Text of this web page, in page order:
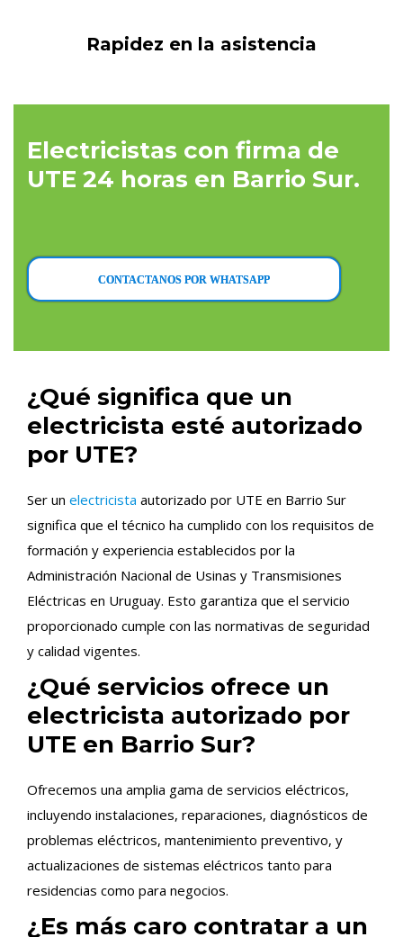
Rapidez en la asistencia
Electricistas con firma de
UTE 24 horas en Barrio Sur.
CONTACTANOS POR WHATSAPP
¿Qué significa que un
electricista esté autorizado
por UTE?
Ser un electricista autorizado por UTE en Barrio Sur
significa que el técnico ha cumplido con los requisitos de
formación y experiencia establecidos por la
Administración Nacional de Usinas y Transmisiones
Eléctricas en Uruguay. Esto garantiza que el servicio
proporcionado cumple con las normativas de seguridad
y calidad vigentes.
¿Qué servicios ofrece un
electricista autorizado por
UTE en Barrio Sur?
Ofrecemos una amplia gama de servicios eléctricos,
incluyendo instalaciones, reparaciones, diagnósticos de
problemas eléctricos, mantenimiento preventivo, y
actualizaciones de sistemas eléctricos tanto para
residencias como para negocios.
¿Es más caro contratar a un